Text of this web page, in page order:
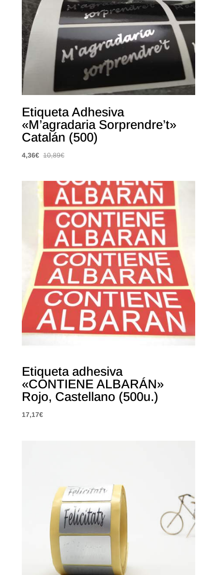
Etiqueta Adhesiva
«M’agradaria Sorprendre’t»
Catalán (500)
4,36€ 10,89€
Etiqueta adhesiva
«CONTIENE ALBARÁN»
Rojo, Castellano (500u.)
17,17€